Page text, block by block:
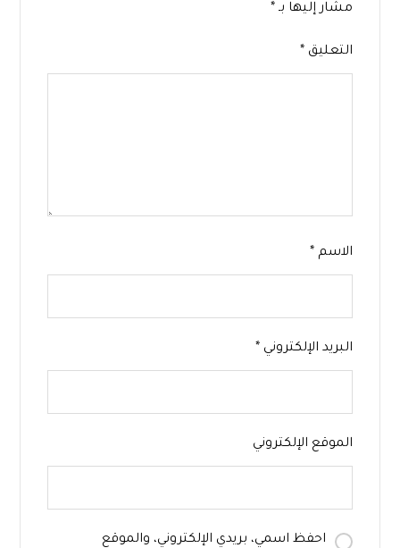
مشار إليها بـ *
التعليق *
الاسم *
البريد الإلكتروني *
الموقع الإلكتروني
احفظ اسمي، بريدي الإلكتروني، والموقع